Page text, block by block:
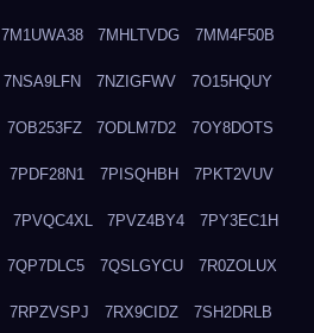
7M1UWA38 7MHLTVDG 7MM4F50B
7NSA9LFN 7NZIGFWV 7O15HQUY
7OB253FZ 7ODLM7D2 7OY8DOTS
7PDF28N1 7PISQHBH 7PKT2VUV
7PVQC4XL 7PVZ4BY4 7PY3EC1H
7QP7DLC5 7QSLGYCU 7R0ZOLUX
7RPZVSPJ 7RX9CIDZ 7SH2DRLB